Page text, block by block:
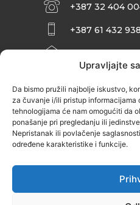
Upravljajte
Da bismo pružili najbolje iskustvo,
za čuvanje i/ili pristup informacijama
tehnologijama će nam omogućiti da
ponašanje pri pregledanju ili
Nepristanak ili povlačenje
određene karakteristike i funkcije.
+387 32 404
+387 61 432 938
ZENIČANKA,